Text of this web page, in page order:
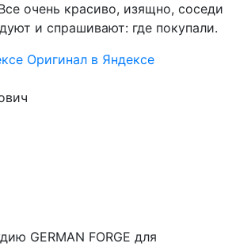
очень красиво, изящно, соседи
и спрашивают: где покупали.
Оригинал в Яндексе
GERMAN FORGE для